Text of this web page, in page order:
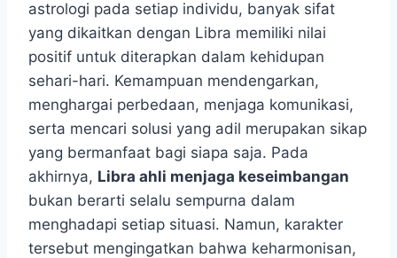
astrologi pada setiap individu, banyak sifat
yang dikaitkan dengan Libra memiliki nilai
positif untuk diterapkan dalam kehidupan
sehari-hari. Kemampuan mendengarkan,
menghargai perbedaan, menjaga komunikasi,
serta mencari solusi yang adil merupakan sikap
yang bermanfaat bagi siapa saja. Pada
akhirnya, Libra ahli menjaga keseimbangan
bukan berarti selalu sempurna dalam
menghadapi setiap situasi. Namun, karakter
tersebut mengingatkan bahwa keharmonisan,